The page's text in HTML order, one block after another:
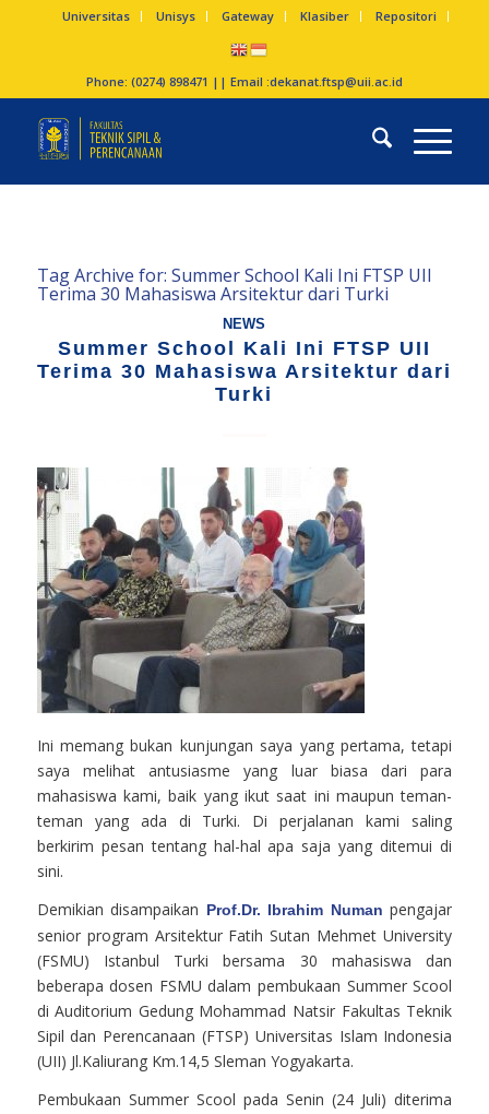
Universitas Unisys Gateway Klasiber Repositori
Phone: (0274) 898471 || Email :dekanat.ftsp@uii.ac.id
Tag Archive for: Summer School Kali Ini FTSP UII
Terima 30 Mahasiswa Arsitektur dari Turki
NEWS
Summer School Kali Ini FTSP UII
Terima 30 Mahasiswa Arsitektur dari
Turki
Ini memang bukan kunjungan saya yang pertama, tetapi
saya melihat antusiasme yang luar biasa dari para
mahasiswa kami, baik yang ikut saat ini maupun teman-
teman yang ada di Turki. Di perjalanan kami saling
berkirim pesan tentang hal-hal apa saja yang ditemui di
sini.
Demikian disampaikan Prof.Dr. Ibrahim Numan pengajar
senior program Arsitektur Fatih Sutan Mehmet University
(FSMU) Istanbul Turki bersama 30 mahasiswa dan
beberapa dosen FSMU dalam pembukaan Summer Scool
di Auditorium Gedung Mohammad Natsir Fakultas Teknik
Sipil dan Perencanaan (FTSP) Universitas Islam Indonesia
(UII) Jl.Kaliurang Km.14,5 Sleman Yogyakarta.
Pembukaan Summer Scool pada Senin (24 Juli) diterima